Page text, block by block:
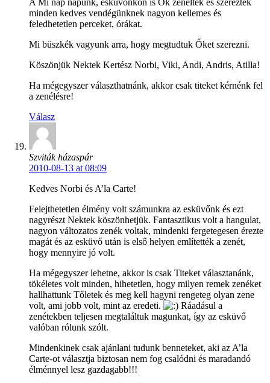
minden kedves vendégünknek nagyon kellemes és
feledhetetlen perceket, órákat.
Mi büszkék vagyunk arra, hogy megtudtuk Őket szerezni.
Köszönjük Nektek Kertész Norbi, Viki, Andi, Andris, Atilla!
Ha mégegyszer választhatnánk, akkor csak titeket kérnénk fel
a zenélésre!
Válasz
Szviták házaspár
2010-08-13 at 08:09
Kedves Norbi és A’la Carte!
Felejthetetlen élmény volt számunkra az esküvőnk és ezt
nagyrészt Nektek köszönhetjük. Fantasztikus volt a hangulat,
nagyon változatos zenék voltak, mindenki fergetegesen érezte
magát és az esküvő után is első helyen említették a zenét,
hogy mennyire jó volt.
Ha mégegyszer lehetne, akkor is csak Titeket választanánk,
tökéletes volt minden, hihetetlen, hogy milyen remek zenéket
hallhattunk Tőletek és meg kell hagyni rengeteg olyan zene
volt, ami jobb volt, mint az eredeti.
Ráadásul a
zenétekben teljesen megtaláltuk magunkat, így az esküvő
valóban rólunk szólt.
Mindenkinek csak ajánlani tudunk benneteket, aki az A’la
Carte-ot választja biztosan nem fog csalódni és maradandó
élménnyel lesz gazdagabb!!!